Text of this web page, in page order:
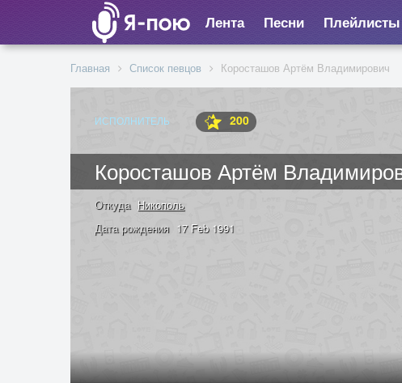
Лента Песни Плейлисты
Главная Список певцов Коросташов Артём Владимирович
ИСПОЛНИТЕЛЬ 200
Коросташов Артём
Откуда Никополь
Дата рождения 17 Feb 1991